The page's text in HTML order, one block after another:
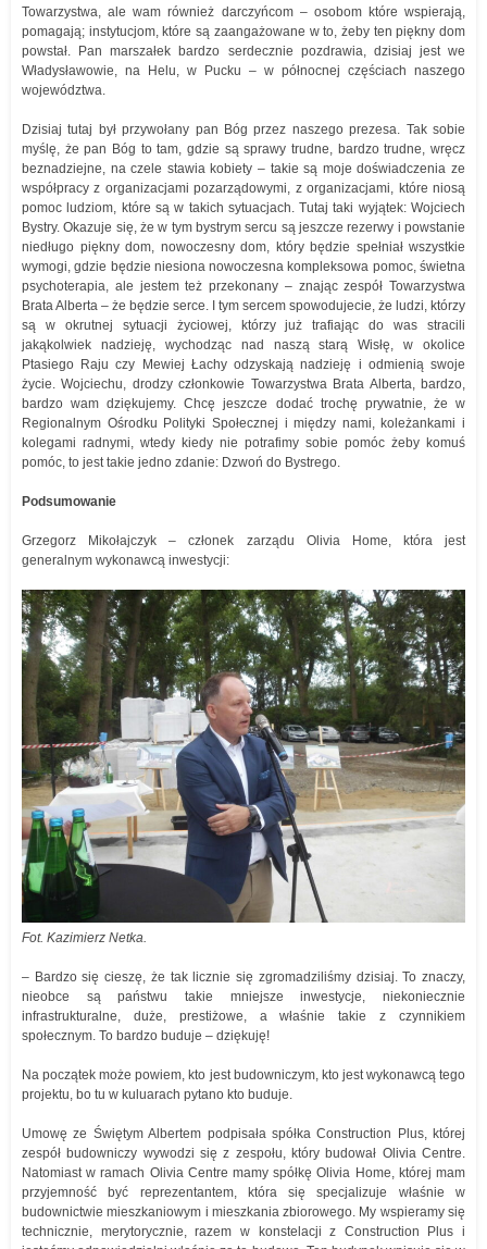
Towarzystwa, ale wam również darczyńcom – osobom które wspierają,
pomagają; instytucjom, które są zaangażowane w to, żeby ten piękny dom
powstał. Pan marszałek bardzo serdecznie pozdrawia, dzisiaj jest we
Władysławowie, na Helu, w Pucku – w północnej częściach naszego
województwa.
Dzisiaj tutaj był przywołany pan Bóg przez naszego prezesa. Tak sobie
myślę, że pan Bóg to tam, gdzie są sprawy trudne, bardzo trudne, wręcz
beznadziejne, na czele stawia kobiety – takie są moje doświadczenia ze
współpracy z organizacjami pozarządowymi, z organizacjami, które niosą
pomoc ludziom, które są w takich sytuacjach. Tutaj taki wyjątek: Wojciech
Bystry. Okazuje się, że w tym bystrym sercu są jeszcze rezerwy i powstanie
niedługo piękny dom, nowoczesny dom, który będzie spełniał wszystkie
wymogi, gdzie będzie niesiona nowoczesna kompleksowa pomoc, świetna
psychoterapia, ale jestem też przekonany – znając zespół Towarzystwa
Brata Alberta – że będzie serce. I tym sercem spowodujecie, że ludzi, którzy
są w okrutnej sytuacji życiowej, którzy już trafiając do was stracili
jakąkolwiek nadzieję, wychodząc nad naszą starą Wisłę, w okolice
Ptasiego Raju czy Mewiej Łachy odzyskają nadzieję i odmienią swoje
życie. Wojciechu, drodzy członkowie Towarzystwa Brata Alberta, bardzo,
bardzo wam dziękujemy. Chcę jeszcze dodać trochę prywatnie, że w
Regionalnym Ośrodku Polityki Społecznej i między nami, koleżankami i
kolegami radnymi, wtedy kiedy nie potrafimy sobie pomóc żeby komuś
pomóc, to jest takie jedno zdanie: Dzwoń do Bystrego.
Podsumowanie
Grzegorz Mikołajczyk – członek zarządu Olivia Home, która jest
generalnym wykonawcą inwestycji:
Fot. Kazimierz Netka.
– Bardzo się cieszę, że tak licznie się zgromadziliśmy dzisiaj. To znaczy,
nieobce są państwu takie mniejsze inwestycje, niekoniecznie
infrastrukturalne, duże, prestiżowe, a właśnie takie z czynnikiem
społecznym. To bardzo buduje – dziękuję!
Na początek może powiem, kto jest budowniczym, kto jest wykonawcą tego
projektu, bo tu w kuluarach pytano kto buduje.
Umowę ze Świętym Albertem podpisała spółka Construction Plus, której
zespół budowniczy wywodzi się z zespołu, który budował Olivia Centre.
Natomiast w ramach Olivia Centre mamy spółkę Olivia Home, której mam
przyjemność być reprezentantem, która się specjalizuje właśnie w
budownictwie mieszkaniowym i mieszkania zbiorowego. My wspieramy się
technicznie, merytorycznie, razem w konstelacji z Construction Plus i